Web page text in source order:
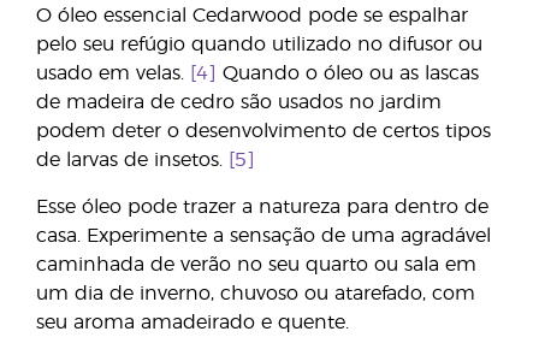
O óleo essencial Cedarwood pode se espalhar
pelo seu refúgio quando utilizado no difusor ou
usado em velas.
[4]
Quando o óleo ou as lascas
de madeira de cedro são usados no jardim
podem deter o desenvolvimento de certos tipos
de larvas de insetos.
[5]
Esse óleo pode trazer a natureza para dentro de
casa. Experimente a sensação de uma agradável
caminhada de verão no seu quarto ou sala em
um dia de inverno, chuvoso ou atarefado, com
seu aroma amadeirado e quente.